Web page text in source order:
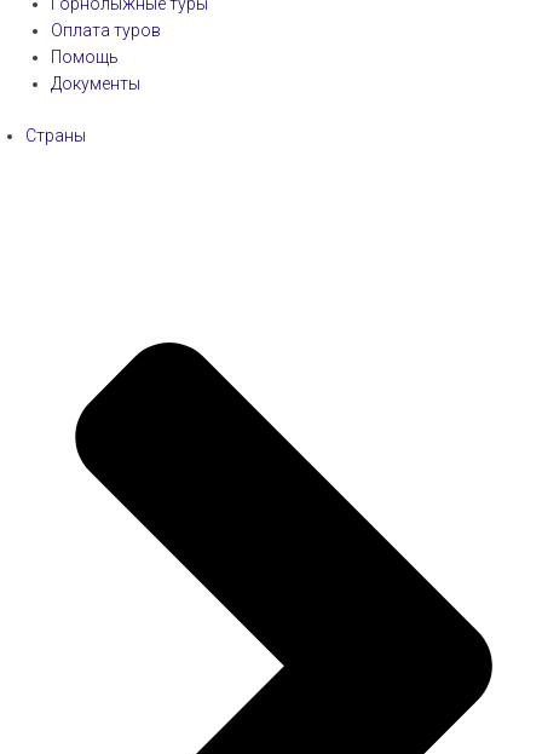
Оплата туров
Помощь
Документы
Страны